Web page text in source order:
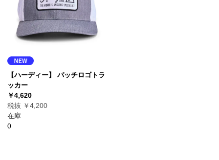
【ハーディー】 パッチロゴトラ
ッカー
￥4,620
税抜 ￥4,200
在庫
0